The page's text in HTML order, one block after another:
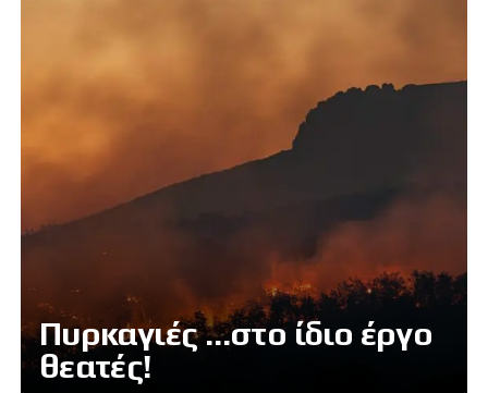
Πυρκαγιές …στο ίδιο έργο
θεατές!